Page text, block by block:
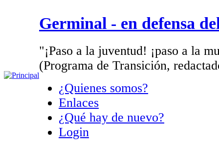
Germinal - en defensa
"¡Paso a la juventud! ¡paso a la
(Programa de Transición,
¿Quienes somos?
Enlaces
¿Qué hay de nuevo?
Login